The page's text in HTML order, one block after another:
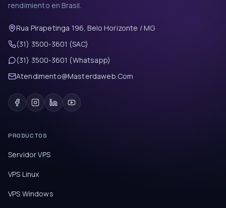
rendimiento en Brasil.
Rua Pirapetinga 196, Belo Horizonte / MG
(31) 3500-3601 (SAC)
(31) 3500-3601 (Whatsapp)
Atendimento@Masterdaweb.Com
PRODUCTOS
Servidor VPS
VPS Linux
VPS Windows